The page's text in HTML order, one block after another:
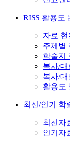
RISS 활용도
자료 현
주제별
학술지
복사/대
복사/대
활용도
최신/인기 학
최신자
인기자